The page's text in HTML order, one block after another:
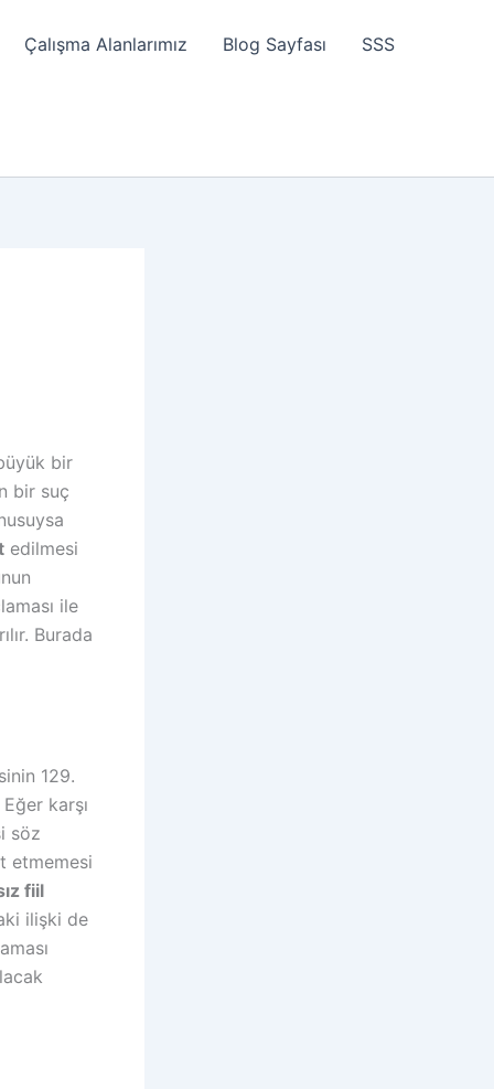
Çalışma Alanlarımız Blog Sayfası SSS
bir
bir suç
edilmesi
ile
Burada
129.
karşı
söz
etmemesi
fiil
ilişki de